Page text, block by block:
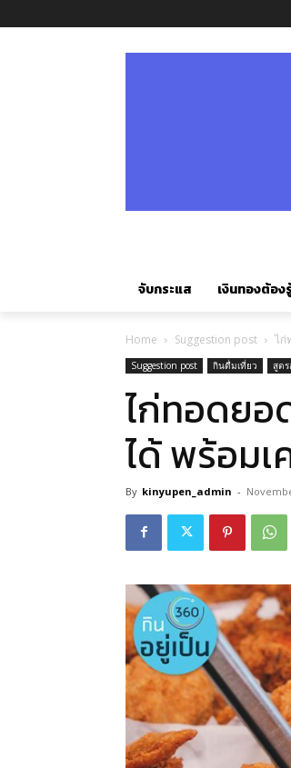
จับกระแส เงินทองต้อง
Home Suggestion post ไก่
Suggestion post กินดื่มเที่ยว สูต
ไก่ทอดยอ
ได้ พร้อม
By kinyupen_admin -